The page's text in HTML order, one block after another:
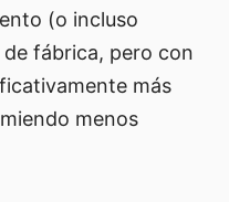
(o incluso
fábrica, pero con
más
menos